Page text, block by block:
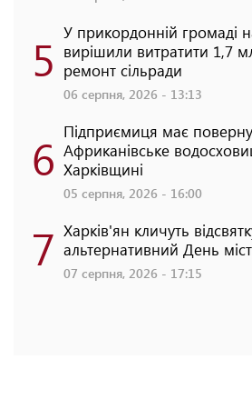
5 У прикордонній громаді
вирішили витратити 1,7
ремонт сільради
06 серпня, 2026 - 13:13
6 Підприємиця має
Африканівське
Харківщині
05 серпня, 2026 - 16:00
7 Харків'ян кличуть
альтернативний День
07 серпня, 2026 - 17:15